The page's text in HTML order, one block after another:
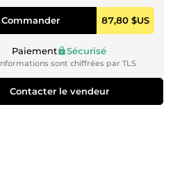
Commander 87,80 $US
Paiement Sécurisé
sont chiffrées par TLS
Contacter le vendeur